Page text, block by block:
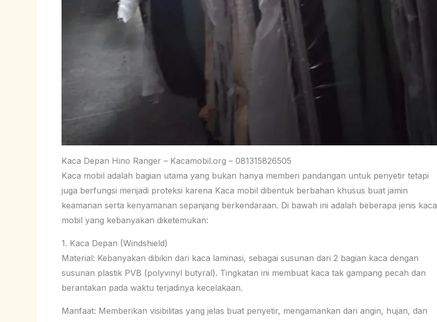
Kaca Depan Hino Ranger – Kacamobil.org – 081315826505
Kaca mobil adalah bagian utama yang bukan hanya memberi pandangan untuk penyetir tetapi
juga berfungsi menjadi proteksi karena Kaca mobil dibentuk berbahan khusus buat jamin
keamanan serta kenyamanan sepanjang berkendaraan. Di bawah ini adalah beberapa jenis kaca
mobil yang kebanyakan diketemukan:
1. Kaca Depan (Windshield)
Material: Kebanyakan dibikin dari kaca laminasi, sebagai susunan dari 2 bagian kaca dengan
susunan plastik PVB (polyvinyl butyral). Tingkatan ini membuat kaca tak gampang pecah dan
berantakan pada waktu terjadinya kecelakaan.
Manfaat: Memberikan visibilitas yang jelas buat penyetir, mengamankan dari angin, hujan, dan